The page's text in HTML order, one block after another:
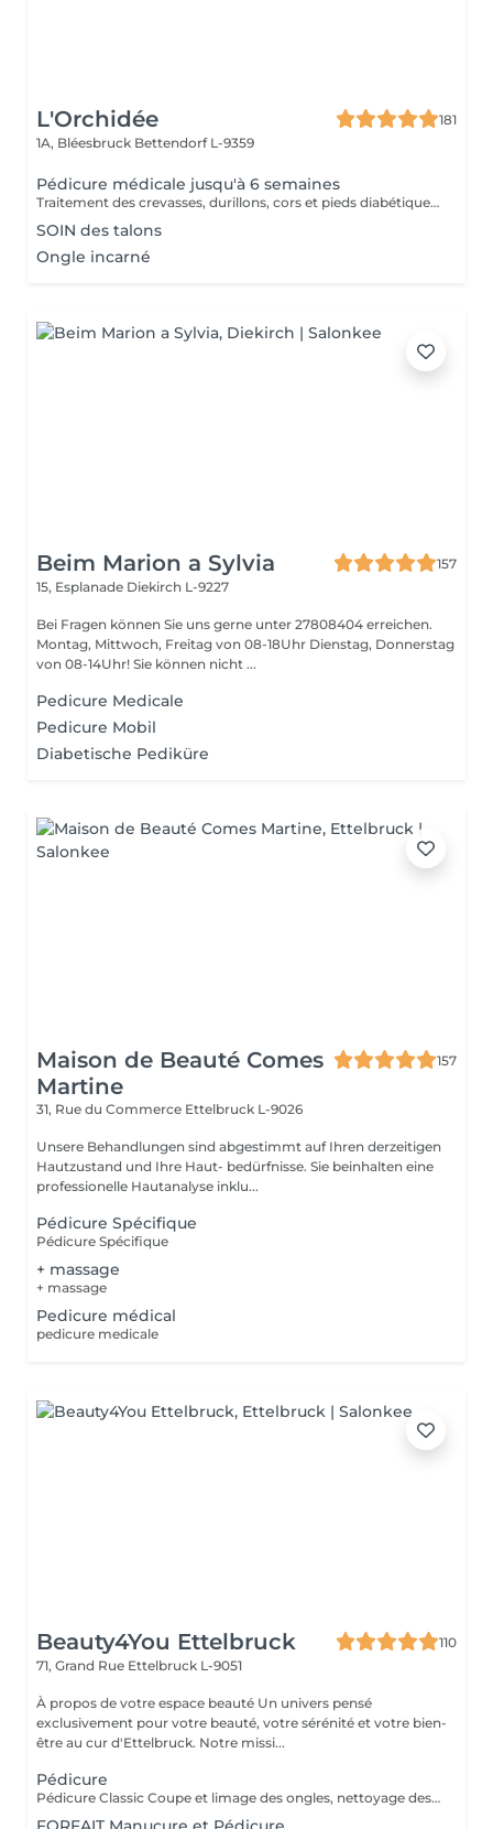
L'Orchidée
181
1A, Bléesbruck Bettendorf L-9359
Pédicure médicale jusqu'à 6 semaines
Traitement des crevasses, durillons, cors et pieds diabétiques, correction des ongles incarnés. Les pieds sont les piliers du corps humain, prenons-en soin !
SOIN des talons
Ongle incarné
Beim Marion a Sylvia
157
15, Esplanade Diekirch L-9227
Bei Fragen können Sie uns gerne unter 27808404 erreichen.
Montag, Mittwoch, Freitag von 08-18Uhr Dienstag, Donnerstag
von 08-14Uhr! Sie können nicht ...
Pedicure Medicale
Pedicure Mobil
Diabetische Pediküre
Maison de Beauté Comes
Martine
157
31, Rue du Commerce Ettelbruck L-9026
Unsere Behandlungen sind abgestimmt auf Ihren derzeitigen
Hautzustand und Ihre Haut- bedürfnisse. Sie beinhalten eine
professionelle Hautanalyse inklu...
Pédicure Spécifique
Pédicure Spécifique
+ massage
+ massage
Pedicure médical
pedicure medicale
Beauty4You Ettelbruck
110
71, Grand Rue Ettelbruck L-9051
À propos de votre espace beauté Un univers pensé
exclusivement pour votre beauté, votre sérénité et votre bien-
être au cur d'Ettelbruck. Notre missi...
Pédicure
Pédicure Classic Coupe et limage des ongles, nettoyage des cuticules, et hydratation. Le soin essentiel pour des pieds soignés. Pédicure Expert Pédicure Classic + nettoyage approfondi des sillons unguéaux, élimination des peaux mortes et des callosités superficielles. Pour des pieds impeccables et un soin plus minutieux. Pédicure Deluxe Pédicure Expert + bain hydratant, gommage et massage relaxant à la bougie. L'expérience bien-être par excellence.